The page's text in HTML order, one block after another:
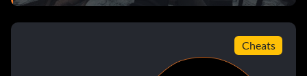
Cheats